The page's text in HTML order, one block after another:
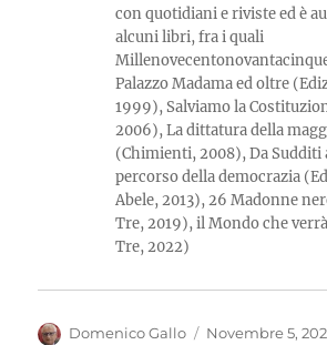
con quotidiani e riviste ed è
alcuni libri, fra i quali
Palazzo Madama ed oltre
1999), Salviamo la
2006), La dittatura della
(Chimienti, 2008), Da
percorso della democrazia
Abele, 2013), 26 Madonne
Tre, 2019), il Mondo che
Tre, 2022)
Autore
Domenico Gallo
Pubblicato
Novembre 5,